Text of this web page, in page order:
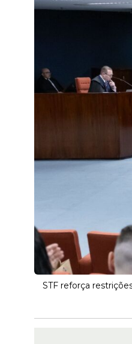
STF reforça